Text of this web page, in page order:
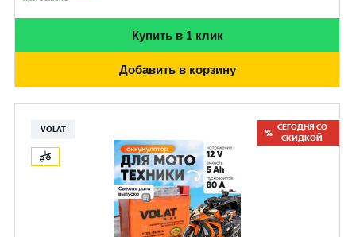
Купить в 1 клик
Добавить в корзину
VOLAT
СЕГОДНЯ СО
СКИДКОЙ